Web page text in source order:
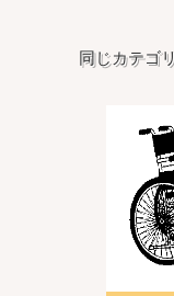
同じカテゴ